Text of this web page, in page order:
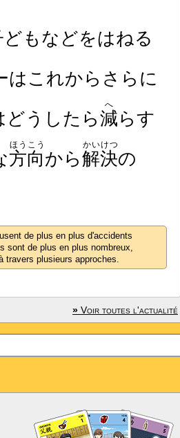
どもなどをはねる
はこれからさらに
どうしたら減
へ
らす
方向
ほうこう
から解決
かいけつ
の
de plus en plus d'accidents
sont de plus en plus nombreux,
travers plusieurs approches.
» Voir toutes l'actualité